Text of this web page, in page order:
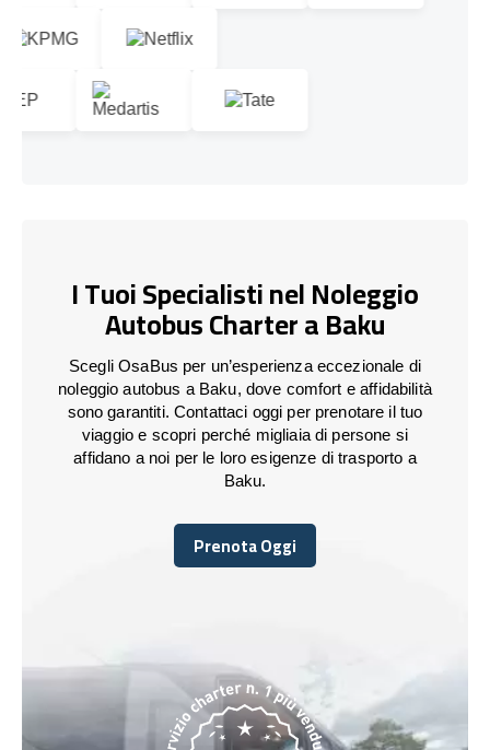
I Tuoi Specialisti nel Noleggio
Autobus Charter a Baku
Scegli OsaBus per un’esperienza eccezionale di
noleggio autobus a Baku, dove comfort e affidabilità
sono garantiti. Contattaci oggi per prenotare il tuo
viaggio e scopri perché migliaia di persone si
affidano a noi per le loro esigenze di trasporto a
Baku.
Prenota Oggi
Prenota Oggi